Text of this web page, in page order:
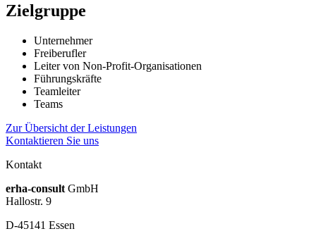
Zielgruppe
Unternehmer
Freiberufler
Leiter von Non-Profit-Organisationen
Führungskräfte
Teamleiter
Teams
Zur Übersicht der Leistungen
Kontaktieren Sie uns
Kontakt
erha-consult GmbH
Hallostr. 9
D-45141 Essen